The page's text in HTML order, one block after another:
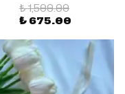
₺ 1,500.00
₺ 675.00